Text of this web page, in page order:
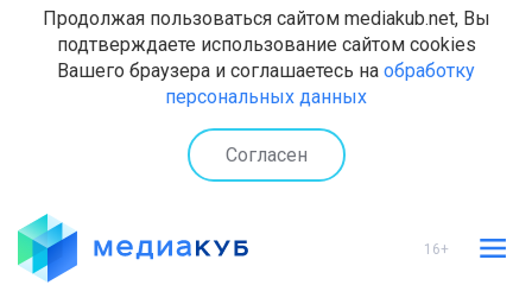
Продолжая пользоваться сайтом mediakub.net, Вы
подтверждаете использование сайтом cookies
Вашего браузера и соглашаетесь на обработку
персональных данных
Согласен
16+